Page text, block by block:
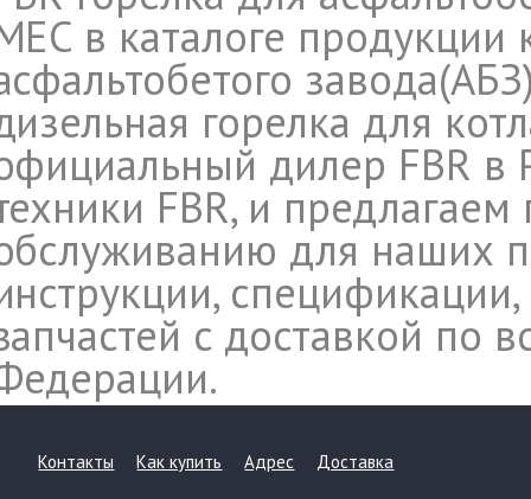
в каталоге
горелка для
дилер FBR
FBR, и
для наших
c доставкой по
Контакты Как купить Адрес Доставка